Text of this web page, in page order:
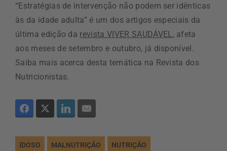
“Estratégias de intervenção não podem ser idênticas
às da idade adulta” é um dos artigos especiais da
última edição da revista VIVER SAUDÁVEL, afeta
aos meses de setembro e outubro, já disponível.
Saiba mais acerca desta temática na Revista dos
Nutricionistas.
IDOSO MALNUTRIÇÃO NUTRIÇÃO